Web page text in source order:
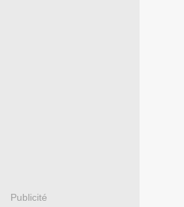
Publicité